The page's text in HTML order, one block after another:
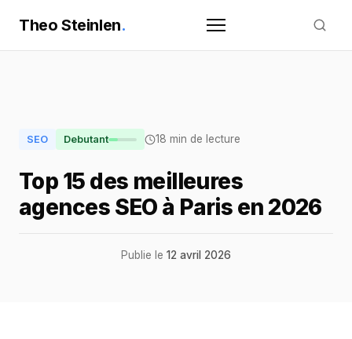
Theo Steinlen.
SEO Debutant 18 min de lecture
Top 15 des meilleures
agences SEO à Paris en 2026
Publie le 12 avril 2026